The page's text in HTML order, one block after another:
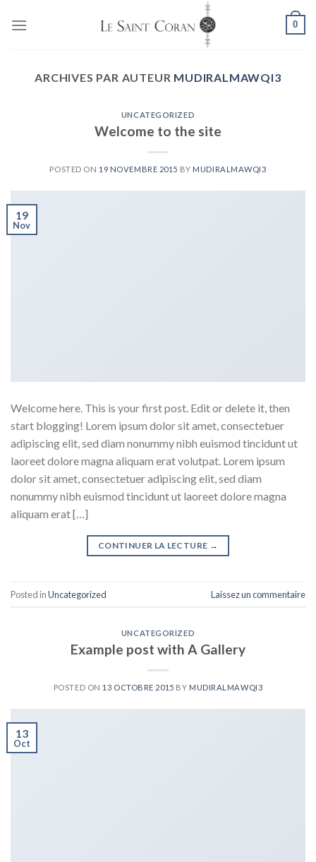
0
ARCHIVES PAR AUTEUR MUDIRALMAWQI3
UNCATEGORIZED
Welcome to the site
POSTED ON 19 NOVEMBRE 2015 BY MUDIRALMAWQI3
19
Nov
Welcome here. This is your first post. Edit or delete it, then
start blogging! Lorem ipsum dolor sit amet, consectetuer
adipiscing elit, sed diam nonummy nibh euismod tincidunt ut
laoreet dolore magna aliquam erat volutpat. Lorem ipsum
dolor sit amet, consectetuer adipiscing elit, sed diam
nonummy nibh euismod tincidunt ut laoreet dolore magna
aliquam erat […]
CONTINUER LA LECTURE →
Posted inUncategorized Laissez un commentaire
UNCATEGORIZED
Example post with A Gallery
POSTED ON 13 OCTOBRE 2015 BY MUDIRALMAWQI3
13
Oct